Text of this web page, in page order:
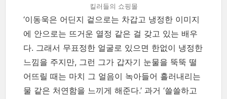
킬러들의 쇼핑몰
‘이동욱은 어딘지 겉으로는 차갑고 냉정한 이미지
에 안으로는 뜨거운 열정 같은 걸 갖고 있는 배우
다. 그래서 무표정한 얼굴로 있으면 한없이 냉정한
느낌을 주지만, 그런 그가 갑자기 눈물을 뚝뚝 떨
어뜨릴 때는 마치 그 얼음이 녹아들어 흘러내리는
물 같은 처연함을 느끼게 해준다.’ 과거 ‘쓸쓸하고